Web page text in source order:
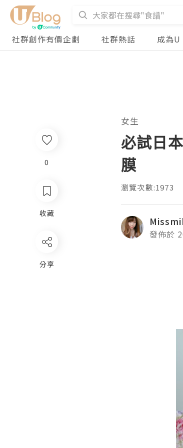
社群創作有價企劃
社群熱話 成為
0
收藏
分享
女生
必試日
膜
瀏覽次數:1973
發佈於